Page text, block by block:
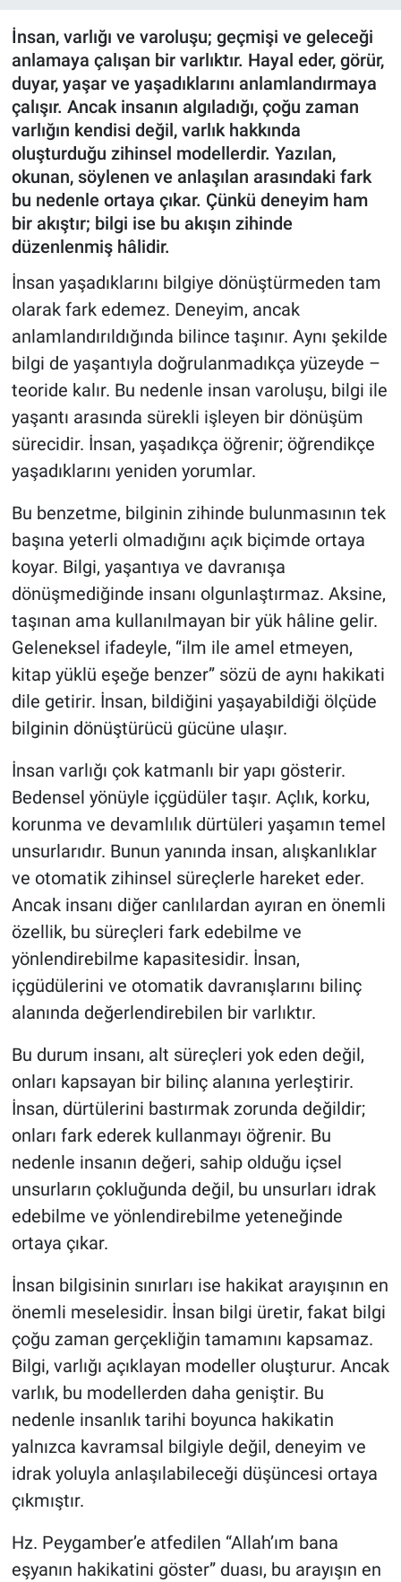
İnsan, varlığı ve varoluşu; geçmişi ve geleceği
anlamaya çalışan bir varlıktır. Hayal eder, görür,
duyar, yaşar ve yaşadıklarını anlamlandırmaya
çalışır. Ancak insanın algıladığı, çoğu zaman
varlığın kendisi değil, varlık hakkında
oluşturduğu zihinsel modellerdir. Yazılan,
okunan, söylenen ve anlaşılan arasındaki fark
bu nedenle ortaya çıkar. Çünkü deneyim ham
bir akıştır; bilgi ise bu akışın zihinde
düzenlenmiş hâlidir.
İnsan yaşadıklarını bilgiye dönüştürmeden tam
olarak fark edemez. Deneyim, ancak
anlamlandırıldığında bilince taşınır. Aynı şekilde
bilgi de yaşantıyla doğrulanmadıkça yüzeyde –
teoride kalır. Bu nedenle insan varoluşu, bilgi ile
yaşantı arasında sürekli işleyen bir dönüşüm
sürecidir. İnsan, yaşadıkça öğrenir; öğrendikçe
yaşadıklarını yeniden yorumlar.
Bu benzetme, bilginin zihinde bulunmasının tek
başına yeterli olmadığını açık biçimde ortaya
koyar. Bilgi, yaşantıya ve davranışa
dönüşmediğinde insanı olgunlaştırmaz. Aksine,
taşınan ama kullanılmayan bir yük hâline gelir.
Geleneksel ifadeyle, “ilm ile amel etmeyen,
kitap yüklü eşeğe benzer” sözü de aynı hakikati
dile getirir. İnsan, bildiğini yaşayabildiği ölçüde
bilginin dönüştürücü gücüne ulaşır.
İnsan varlığı çok katmanlı bir yapı gösterir.
Bedensel yönüyle içgüdüler taşır. Açlık, korku,
korunma ve devamlılık dürtüleri yaşamın temel
unsurlarıdır. Bunun yanında insan, alışkanlıklar
ve otomatik zihinsel süreçlerle hareket eder.
Ancak insanı diğer canlılardan ayıran en önemli
özellik, bu süreçleri fark edebilme ve
yönlendirebilme kapasitesidir. İnsan,
içgüdülerini ve otomatik davranışlarını bilinç
alanında değerlendirebilen bir varlıktır.
Bu durum insanı, alt süreçleri yok eden değil,
onları kapsayan bir bilinç alanına yerleştirir.
İnsan, dürtülerini bastırmak zorunda değildir;
onları fark ederek kullanmayı öğrenir. Bu
nedenle insanın değeri, sahip olduğu içsel
unsurların çokluğunda değil, bu unsurları idrak
edebilme ve yönlendirebilme yeteneğinde
ortaya çıkar.
İnsan bilgisinin sınırları ise hakikat arayışının en
önemli meselesidir. İnsan bilgi üretir, fakat bilgi
çoğu zaman gerçekliğin tamamını kapsamaz.
Bilgi, varlığı açıklayan modeller oluşturur. Ancak
varlık, bu modellerden daha geniştir. Bu
nedenle insanlık tarihi boyunca hakikatin
yalnızca kavramsal bilgiyle değil, deneyim ve
idrak yoluyla anlaşılabileceği düşüncesi ortaya
çıkmıştır.
Hz. Peygamber’e atfedilen “Allah’ım bana
eşyanın hakikatini göster” duası, bu arayışın en